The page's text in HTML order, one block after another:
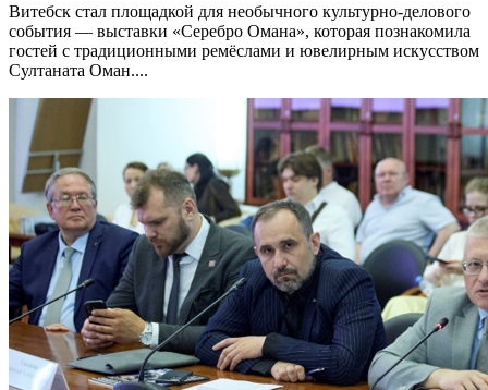
Витебск стал площадкой для необычного культурно-делового
события — выставки «Серебро Омана», которая познакомила
гостей с традиционными ремёслами и ювелирным искусством
Султаната Оман....